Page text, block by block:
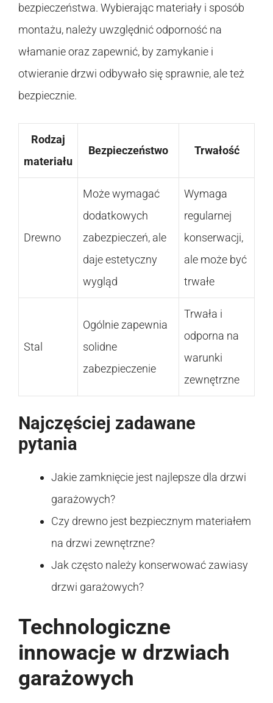
bezpieczeństwa. Wybierając materiały i sposób
montażu, należy uwzględnić odporność na
włamanie oraz zapewnić, by zamykanie i
otwieranie drzwi odbywało się sprawnie, ale też
bezpiecznie.
Rodzaj
materiału
Bezpieczeństwo Trwałość
Drewno
Może wymagać
dodatkowych
zabezpieczeń, ale
daje estetyczny
wygląd
Wymaga
regularnej
konserwacji,
ale może być
trwałe
Stal
Ogólnie zapewnia
solidne
zabezpieczenie
Trwała i
odporna na
warunki
zewnętrzne
Najczęściej zadawane
pytania
Jakie zamknięcie jest najlepsze dla drzwi
garażowych?
Czy drewno jest bezpiecznym materiałem
na drzwi zewnętrzne?
Jak często należy konserwować zawiasy
drzwi garażowych?
Technologiczne
innowacje w drzwiach
garażowych